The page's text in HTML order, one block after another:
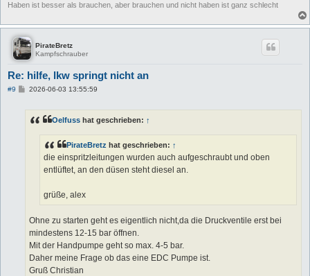
Haben ist besser als brauchen, aber brauchen und nicht haben ist ganz schlecht
PirateBretz
Kampfschrauber
Re: hilfe, lkw springt nicht an
#9
B2026-06-03 13:55:59
Oelfuss hat geschrieben: ↑
PirateBretz hat geschrieben: ↑
die einspritzleitungen wurden auch aufgeschraubt und oben
entlüftet, an den düsen steht diesel an.
grüße, alex
Ohne zu starten geht es eigentlich nicht,da die Druckventile erst bei
mindestens 12-15 bar öffnen.
Mit der Handpumpe geht so max. 4-5 bar.
Daher meine Frage ob das eine EDC Pumpe ist.
Gruß Christian